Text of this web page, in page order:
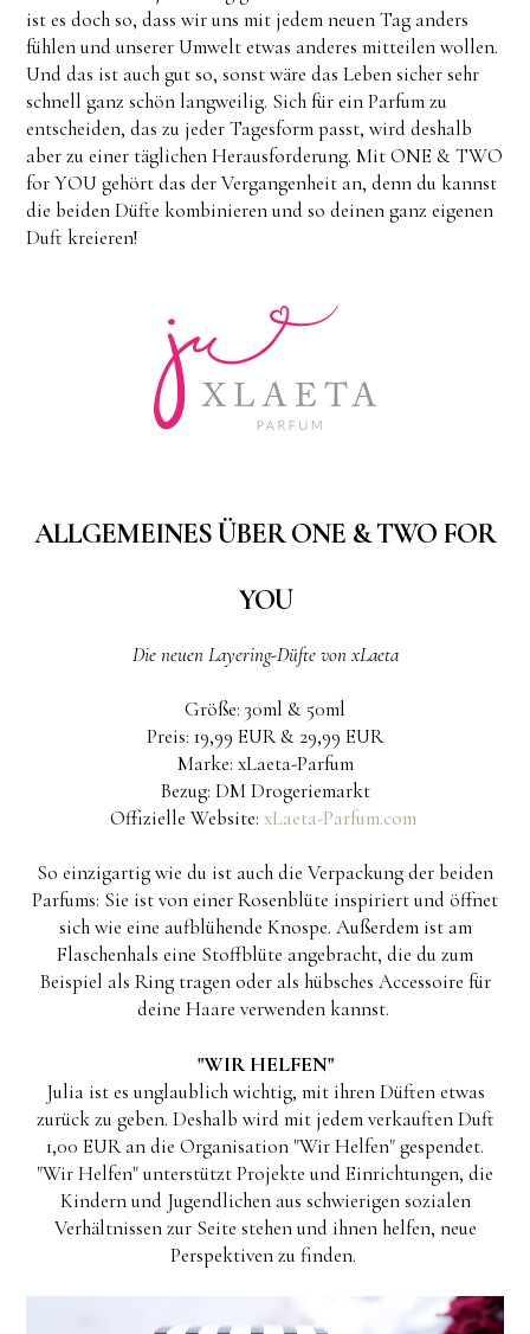
ist es doch so, dass wir uns mit jedem neuen Tag anders
fühlen und unserer Umwelt etwas anderes mitteilen wollen.
Und das ist auch gut so, sonst wäre das Leben sicher sehr
schnell ganz schön langweilig. Sich für ein Parfum zu
entscheiden, das zu jeder Tagesform passt, wird deshalb
aber zu einer täglichen Herausforderung. Mit ONE & TWO
for YOU gehört das der Vergangenheit an, denn du kannst
die beiden Düfte kombinieren und so deinen ganz eigenen
Duft kreieren!
ALLGEMEINES ÜBER ONE & TWO FOR
YOU
Die neuen Layering-Düfte von xLaeta
Größe: 30ml & 50ml
Preis: 19,99 EUR & 29,99 EUR
Marke: xLaeta-Parfum
Bezug: DM Drogeriemarkt
Offizielle Website: xLaeta-Parfum.com
So einzigartig wie du ist auch die Verpackung der beiden
Parfums: Sie ist von einer Rosenblüte inspiriert und öffnet
sich wie eine aufblühende Knospe. Außerdem ist am
Flaschenhals eine Stoffblüte angebracht, die du zum
Beispiel als Ring tragen oder als hübsches Accessoire für
deine Haare verwenden kannst.
"WIR HELFEN"
Julia ist es unglaublich wichtig, mit ihren Düften etwas
zurück zu geben. Deshalb wird mit jedem verkauften Duft
1,00 EUR an die Organisation "Wir Helfen" gespendet.
"Wir Helfen" unterstützt Projekte und Einrichtungen, die
Kindern und Jugendlichen aus schwierigen sozialen
Verhältnissen zur Seite stehen und ihnen helfen, neue
Perspektiven zu finden.